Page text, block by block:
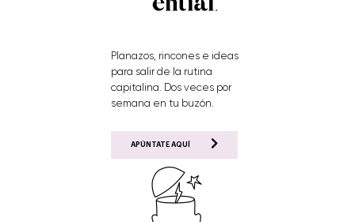
Planazos, rincones e ideas
para salir de la rutina
capitalina. Dos veces por
semana en tu buzón.
APÚNTATE AQUÍ